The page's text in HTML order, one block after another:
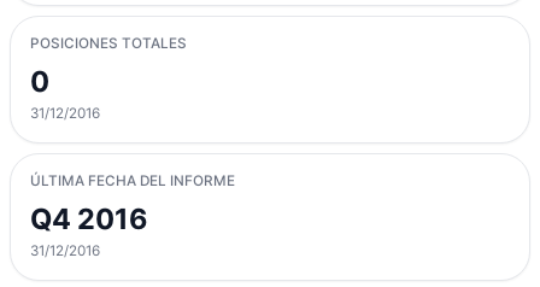
POSICIONES TOTALES
0
31/12/2016
ÚLTIMA FECHA DEL INFORME
Q4 2016
31/12/2016